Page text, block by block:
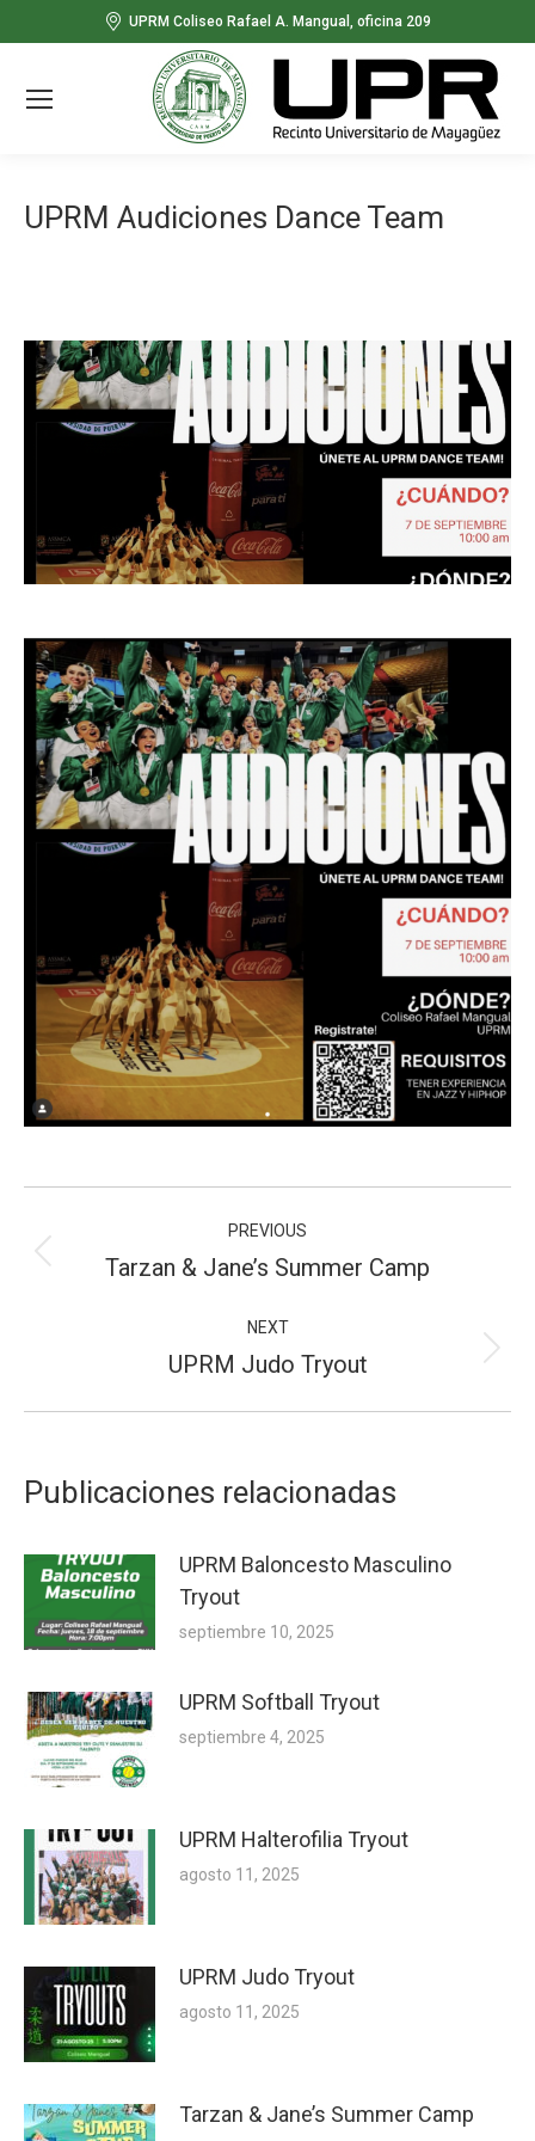
UPRM Coliseo Rafael A. Mangual, oficina 209
UPRM Audiciones Dance Team
navigation
PREVIOUS
Previous
Tarzan & Jane’s Summer Camp
NEXT
Next
UPRM Judo Tryout
Publicaciones relacionadas
UPRM Baloncesto Masculino
Tryout
septiembre 10, 2025
UPRM Softball Tryout
septiembre 4, 2025
UPRM Halterofilia Tryout
agosto 11, 2025
UPRM Judo Tryout
agosto 11, 2025
Tarzan & Jane’s Summer Camp